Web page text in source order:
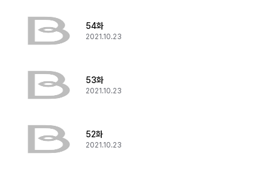
54화
2021.10.23
53화
2021.10.23
52화
2021.10.23